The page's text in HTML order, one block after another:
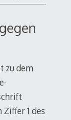
zu dem
Ziffer 1 des